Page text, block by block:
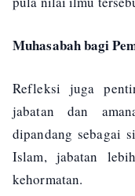
Muhasabah bagi
Refleksi juga
jabatan dan
dipandang sebagai
Islam, jabatan
kehormatan.